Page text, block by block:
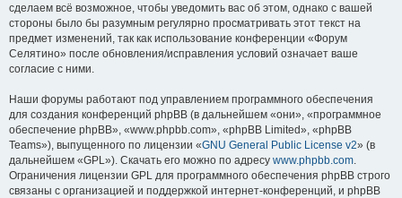
сделаем всё возможное, чтобы уведомить вас об этом, однако с вашей
стороны было бы разумным регулярно просматривать этот текст на
предмет изменений, так как использование конференции «Форум
Селятино» после обновления/исправления условий означает ваше
согласие с ними.
Наши форумы работают под управлением программного обеспечения
для создания конференций phpBB (в дальнейшем «они», «программное
обеспечение phpBB», «www.phpbb.com», «phpBB Limited», «phpBB
Teams»), выпущенного по лицензии «GNU General Public License v2» (в
дальнейшем «GPL»). Скачать его можно по адресу www.phpbb.com.
Ограничения лицензии GPL для программного обеспечения phpBB строго
связаны с организацией и поддержкой интернет-конференций, и phpBB